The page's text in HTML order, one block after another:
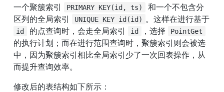
一个聚簇索引
PRIMARY KEY(id, ts)
和一个不包含分
区列的全局索引
UNIQUE KEY id(id) 。这样在进行基于
id 的点查询时，会走全局索引 id ，选择 PointGet
的执行计划；而在进行范围查询时，聚簇索引则会被选
中，因为聚簇索引相比全局索引少了一次回表操作，从
而提升查询效率。
修改后的表结构如下所示：